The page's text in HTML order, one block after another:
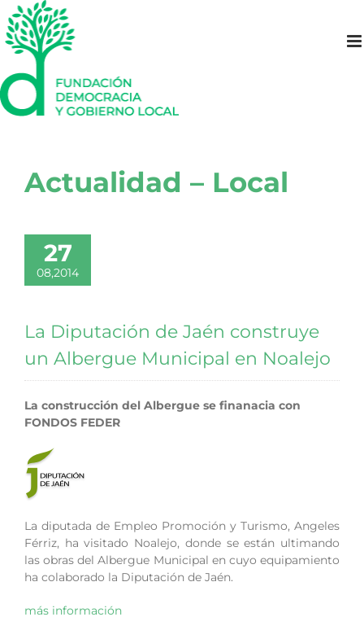
Saltar
al
contenido
Actualidad – Local
27
08,2014
La Diputación de Jaén construye
un Albergue Municipal en Noalejo
La construcción del Albergue se finanacia con
FONDOS FEDER
La diputada de Empleo Promoción y Turismo, Angeles
Férriz, ha visitado Noalejo, donde se están ultimando
las obras del Albergue Municipal en cuyo equipamiento
ha colaborado la Diputación de Jaén.
más información